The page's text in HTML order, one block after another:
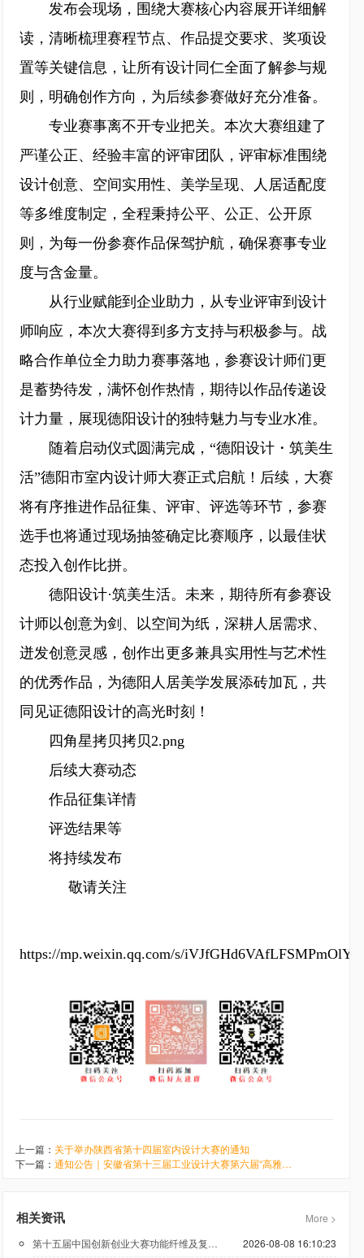
发布会现场，围绕大赛核心内容展开详细解
读，清晰梳理赛程节点、作品提交要求、奖项设
置等关键信息，让所有设计同仁全面了解参与规
则，明确创作方向，为后续参赛做好充分准备。
专业赛事离不开专业把关。本次大赛组建了
严谨公正、经验丰富的评审团队，评审标准围绕
设计创意、空间实用性、美学呈现、人居适配度
等多维度制定，全程秉持公平、公正、公开原
则，为每一份参赛作品保驾护航，确保赛事专业
度与含金量。
从行业赋能到企业助力，从专业评审到设计
师响应，本次大赛得到多方支持与积极参与。战
略合作单位全力助力赛事落地，参赛设计师们更
是蓄势待发，满怀创作热情，期待以作品传递设
计力量，展现德阳设计的独特魅力与专业水准。
随着启动仪式圆满完成，“德阳设计・筑美生
活”德阳市室内设计师大赛正式启航！后续，大赛
将有序推进作品征集、评审、评选等环节，参赛
选手也将通过现场抽签确定比赛顺序，以最佳状
态投入创作比拼。
德阳设计·筑美生活。未来，期待所有参赛设
计师以创意为剑、以空间为纸，深耕人居需求、
迸发创意灵感，创作出更多兼具实用性与艺术性
的优秀作品，为德阳人居美学发展添砖加瓦，共
同见证德阳设计的高光时刻！
四角星拷贝拷贝2.png
后续大赛动态
作品征集详情
评选结果等
将持续发布
敬请关注
https://mp.weixin.qq.com/s/
上一篇： 关于举办陕西省第十四届室内设计大赛的通知
下一篇：
通知公告｜安徽省第十三届工业设计大赛第六届“高雅家居杯”智能家居设计分项赛作品征集
相关资讯
More >
第十五届中国创新创业大赛功能纤维及复合材料专业赛报名火热进行中
2026-08-08 16:10:23